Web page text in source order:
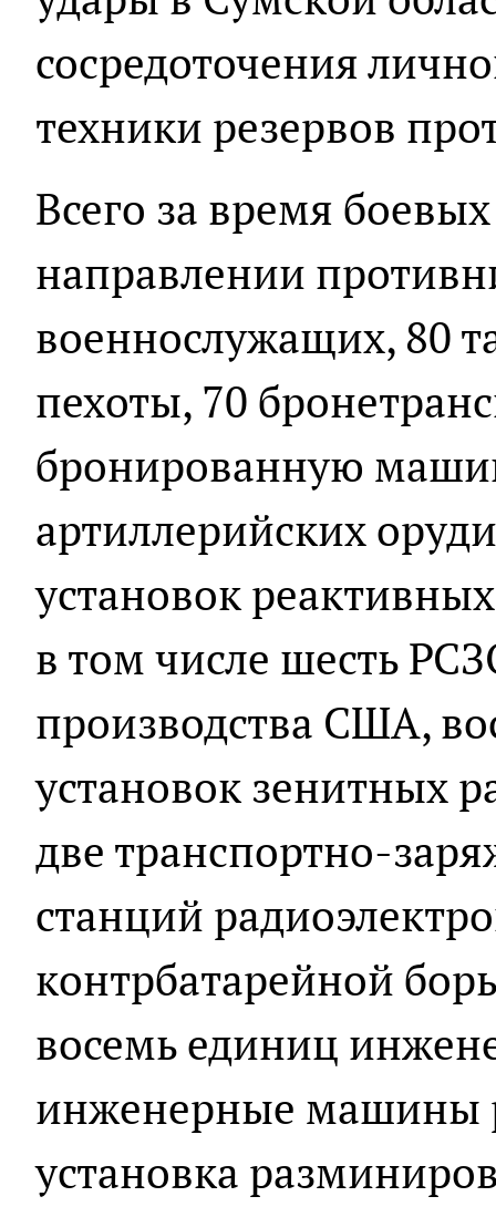
сосредоточения
техники резервов
Всего за время
направлении
военнослужащих, 80
пехоты, 70
бронированную
артиллерийских
установок
в том числе шесть
производства США,
установок зенитных
две транспортно-
станций
контрбатарейной
восемь единиц
инженерные машины
установка